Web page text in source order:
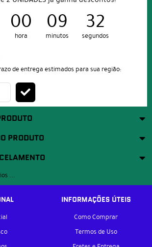
00
hora
09
minutos
32
segundos
de entrega estimados para sua região:
PRODUTO
...
INFORMAÇÕES ÚTEIS
Como Comprar
Termos de Uso